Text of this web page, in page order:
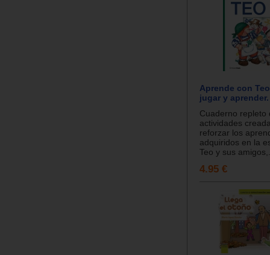
Aprende con
jugar y aprender.
Cuaderno repleto
actividades
reforzar los
adquiridos en la
Teo y sus
4.95 €